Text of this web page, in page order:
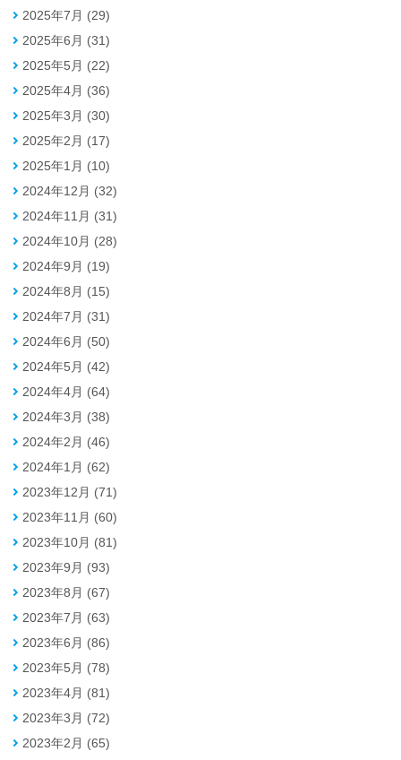
2025年7月 (29)
2025年6月 (31)
2025年5月 (22)
2025年4月 (36)
2025年3月 (30)
2025年2月 (17)
2025年1月 (10)
2024年12月 (32)
2024年11月 (31)
2024年10月 (28)
2024年9月 (19)
2024年8月 (15)
2024年7月 (31)
2024年6月 (50)
2024年5月 (42)
2024年4月 (64)
2024年3月 (38)
2024年2月 (46)
2024年1月 (62)
2023年12月 (71)
2023年11月 (60)
2023年10月 (81)
2023年9月 (93)
2023年8月 (67)
2023年7月 (63)
2023年6月 (86)
2023年5月 (78)
2023年4月 (81)
2023年3月 (72)
2023年2月 (65)